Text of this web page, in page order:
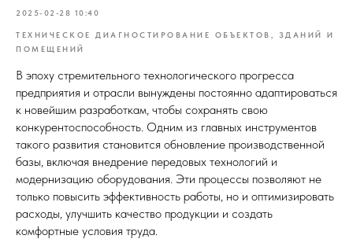
2025-02-28 10:40
ТЕХНИЧЕСКОЕ ДИАГНОСТИРОВАНИЕ ОБЪЕКТОВ, ЗДАНИЙ И
ПОМЕЩЕНИЙ
В эпоху стремительного технологического прогресса
предприятия и отрасли вынуждены постоянно адаптироваться
к новейшим разработкам, чтобы сохранять свою
конкурентоспособность. Одним из главных инструментов
такого развития становится обновление производственной
базы, включая внедрение передовых технологий и
модернизацию оборудования. Эти процессы позволяют не
только повысить эффективность работы, но и оптимизировать
расходы, улучшить качество продукции и создать
комфортные условия труда.